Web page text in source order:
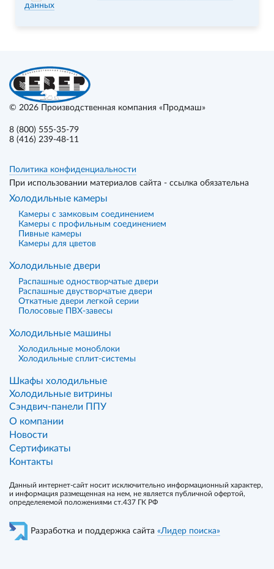
данных
© 2026 Производственная компания «Продмаш»
8 (800) 555-35-79
8 (416) 239-48-11
Политика конфиденциальности
При использовании материалов сайта - ссылка обязательна
Холодильные камеры
Камеры с замковым соединением
Камеры с профильным соединением
Пивные камеры
Камеры для цветов
Холодильные двери
Распашные одностворчатые двери
Распашные двустворчатые двери
Откатные двери легкой серии
Полосовые ПВХ-завесы
Холодильные машины
Холодильные моноблоки
Холодильные сплит-системы
Шкафы холодильные
Холодильные витрины
Сэндвич-панели ППУ
О компании
Новости
Сертификаты
Контакты
Данный интернет-сайт носит исключительно информационный характер,
и информация размещенная на нем, не является публичной офертой,
определеяемой положениями ст.437 ГК РФ
Разработка и поддержка сайта «Лидер поиска»